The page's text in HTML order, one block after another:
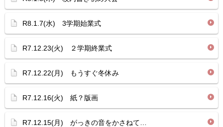
R8.1.7(水) 3学期始業式
R7.12.23(火) ２学期終業式
R7.12.22(月) もうすぐ冬休み
R7.12.16(火) 紙？版画
R7.12.15(月) がっきの音をかさねて…